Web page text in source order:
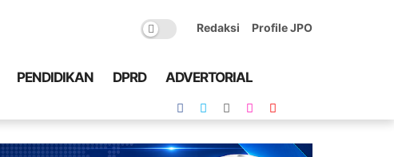
Redaksi Profile JPO
PENDIDIKAN DPRD ADVERTORIAL